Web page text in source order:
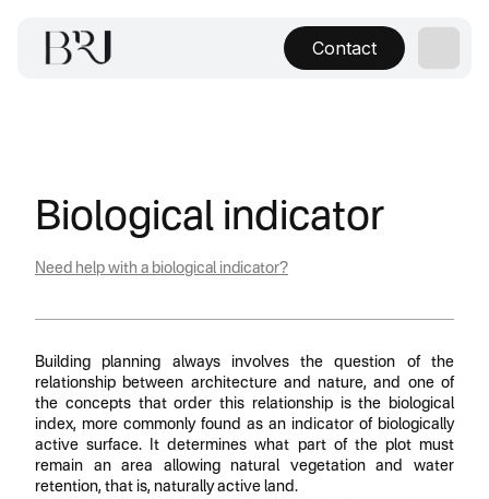
Contact
Biological indicator
Need help with a biological indicator?
Building planning always involves the question of the
relationship between architecture and nature, and one of
the concepts that order this relationship is the biological
index, more commonly found as an indicator of biologically
active surface. It determines what part of the plot must
remain an area allowing natural vegetation and water
retention, that is, naturally active land.